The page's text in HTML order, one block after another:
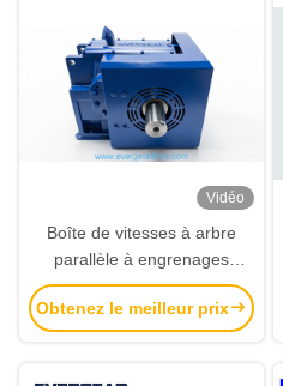
Vidéo
Boîte de vitesses à arbre
parallèle à engrenages
hélicoïdaux industriels avec
arbre de sortie solide pour
les applications de
Obtenez le meilleur prix